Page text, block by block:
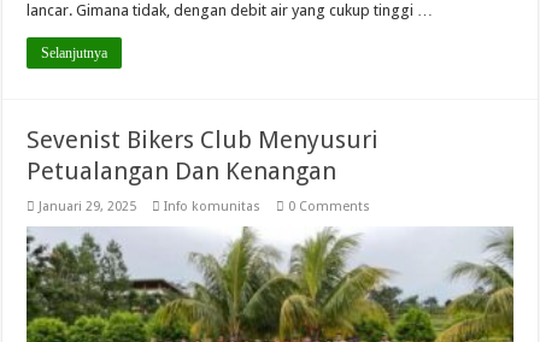
lancar. Gimana tidak, dengan debit air yang cukup tinggi …
Selanjutnya
Sevenist Bikers Club Menyusuri
Petualangan Dan Kenangan
Januari 29, 2025 Info komunitas 0 Comments